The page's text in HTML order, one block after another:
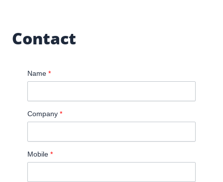
Contact
Name *
Company *
Mobile *